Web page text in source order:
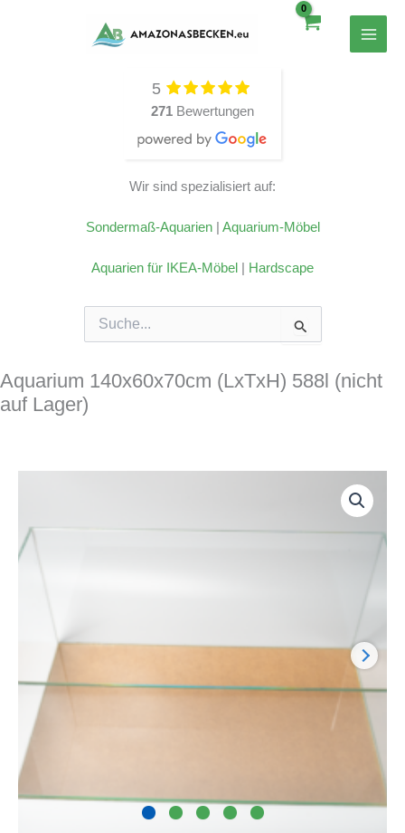
5
271 Bewertungen
Wir sind spezialisiert auf:
Sondermaß-Aquarien| Aquarium-Möbel
Aquarien für IKEA-Möbel | Hardscape
Suchen
nach:
Aquarium 140x60x70cm (LxTxH) 588l (nicht
auf Lager)